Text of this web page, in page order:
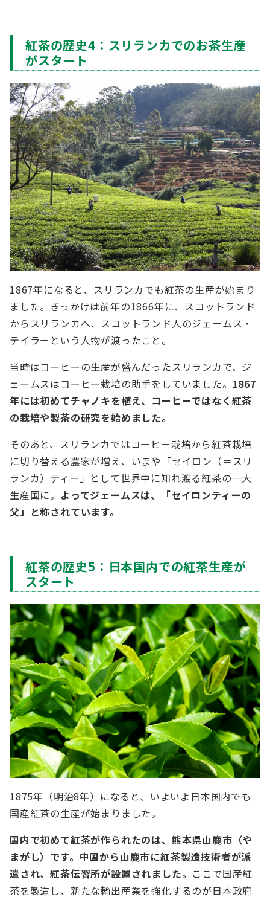
紅茶の歴史4：スリランカでのお茶生産
がスタート
1867年になると、スリランカでも紅茶の生産が始まり
ました。きっかけは前年の1866年に、スコットランド
からスリランカへ、スコットランド人のジェームス・
テイラーという人物が渡ったこと。
当時はコーヒーの生産が盛んだったスリランカで、ジ
ェームスはコーヒー栽培の助手をしていました。 1867
年には初めてチャノキを植え、コーヒーではなく紅茶
の栽培や製茶の研究を始めました。
そのあと、スリランカではコーヒー栽培から紅茶栽培
に切り替える農家が増え、いまや「セイロン（＝スリ
ランカ）ティー」として世界中に知れ渡る紅茶の一大
生産国に。 よってジェームスは、「セイロンティーの
父」と称されています。
紅茶の歴史5：日本国内での紅茶生産が
スタート
1875年（明治8年）になると、いよいよ日本国内でも
国産紅茶の生産が始まりました。
国内で初めて紅茶が作られたのは、熊本県山鹿市（や
まがし）です。中国から山鹿市に紅茶製造技術者が派
遣され、紅茶伝習所が設置されました。 ここで国産紅
茶を製造し、新たな輸出産業を強化するのが日本政府